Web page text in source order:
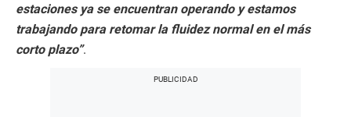
estaciones ya se encuentran operando y estamos
trabajando para retomar la fluidez normal en el más
corto plazo”.